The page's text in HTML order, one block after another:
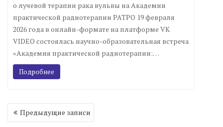
о лучевой терапии рака вульвы на Академии
практической радиотерапии РАТРО 19 февраля
2026 года в онлайн-формате на платформе VK
VIDEO состоялась научно-образовательная встреча
«Академия практической радиотерапии:…
Подробнее
Навигация
по
Предыдущие записи